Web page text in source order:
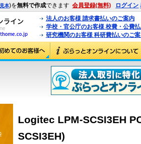
見本)を無料で作成できます 会員登録(無料) ログイン
法人のお客様 請求書払いのご案内
学校・官公庁のお客様 校費・公費
研究機関のお客様 科研費払いのご
Logitec LPM-SCSI3EH
SCSI3EH)